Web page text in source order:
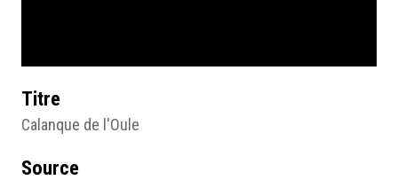
Titre
Calanque de l'Oule
Source